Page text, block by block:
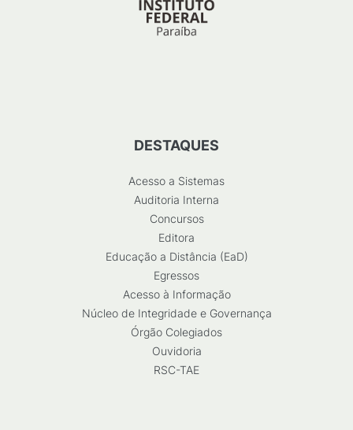
DESTAQUES
Acesso a Sistemas
Auditoria Interna
Concursos
Editora
Educação a Distância (EaD)
Egressos
Acesso à Informação
Núcleo de Integridade e Governança
Órgão Colegiados
Ouvidoria
RSC-TAE